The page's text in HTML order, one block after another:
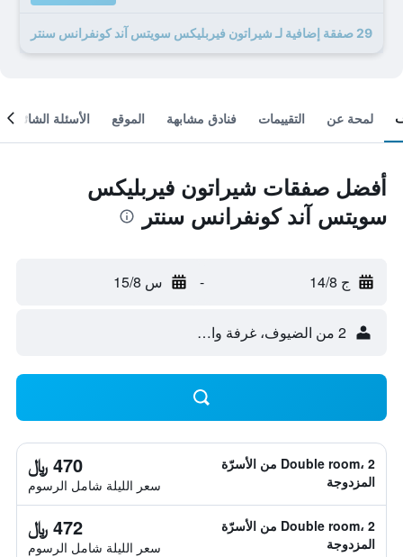
29 صفقة إضافية لـ شيراتون فيربليكس سويتس آند كونفرانس سنتر
لمحة عن التقييمات فنادق مشابهة الموقع الأسئلة الشائعة
أفضل صفقات شيراتون فيربليكس
سويتس آند كونفرانس سنتر
ج 14/8 - س 15/8
2 من الضيوف، غرفة واحدة
Double room، 2 من الأسرّة
المزدوجة
470 ﷼
سعر الليلة شامل الرسوم
Double room، 2 من الأسرّة
المزدوجة
472 ﷼
سعر الليلة شامل الرسوم